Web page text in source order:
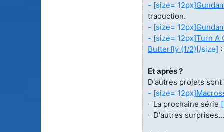
- [size= 12px]
traduction.
- [size= 12px]
- [size= 12px]Turn A
Butterfly (1/2) [/size]
Et après ?
D'autres projets
- [size= 12px]
- La prochaine série
- D'autres surprises...